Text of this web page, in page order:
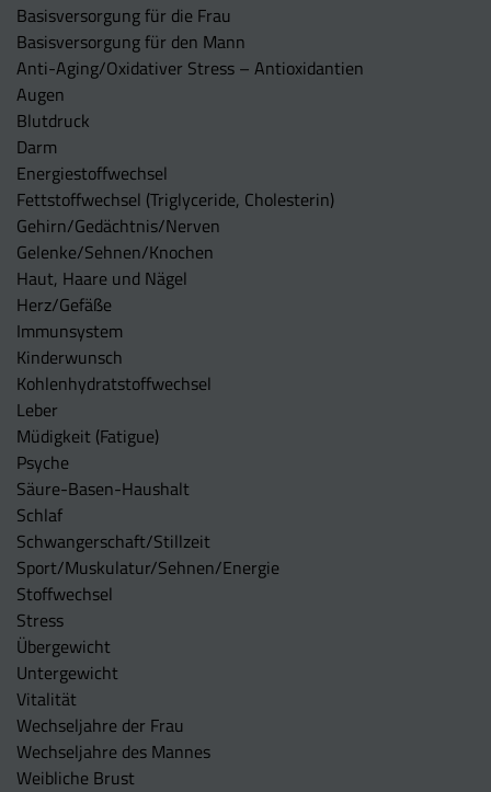
Basisversorgung für die Frau
Basisversorgung für den Mann
Anti-Aging/Oxidativer Stress – Antioxidantien
Augen
Blutdruck
Darm
Energiestoffwechsel
Fettstoffwechsel (Triglyceride, Cholesterin)
Gehirn/Gedächtnis/Nerven
Gelenke/Sehnen/Knochen
Haut, Haare und Nägel
Herz/Gefäße
Immunsystem
Kinderwunsch
Kohlenhydratstoffwechsel
Leber
Müdigkeit (Fatigue)
Psyche
Säure-Basen-Haushalt
Schlaf
Schwangerschaft/Stillzeit
Sport/Muskulatur/Sehnen/Energie
Stoffwechsel
Stress
Übergewicht
Untergewicht
Vitalität
Wechseljahre der Frau
Wechseljahre des Mannes
Weibliche Brust